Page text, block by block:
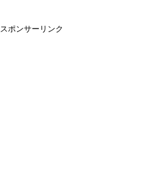
スポンサーリンク